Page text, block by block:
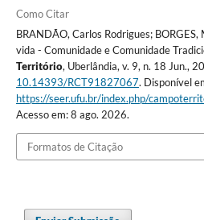
Como Citar
BRANDÃO, Carlos Rodrigues;
vida - Comunidade e Comunidade
Território, Uberlândia, v. 9, n. 18 Jun.,
10.14393/RCT91827067. Disponível
https://seer.ufu.br/index.php/
Acesso em: 8 ago. 2026.
Formatos de Citação